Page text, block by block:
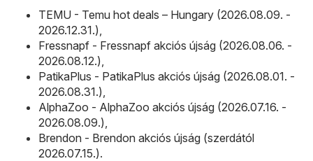
TEMU - Temu hot deals – Hungary (2026.08.09. -
2026.12.31.)
Fressnapf - Fressnapf akciós újság (2026.08.06. -
2026.08.12.)
PatikaPlus - PatikaPlus akciós újság (2026.08.01. -
2026.08.31.)
AlphaZoo - AlphaZoo akciós újság (2026.07.16. -
2026.08.09.)
Brendon - Brendon akciós újság (szerdától
2026.07.15.).